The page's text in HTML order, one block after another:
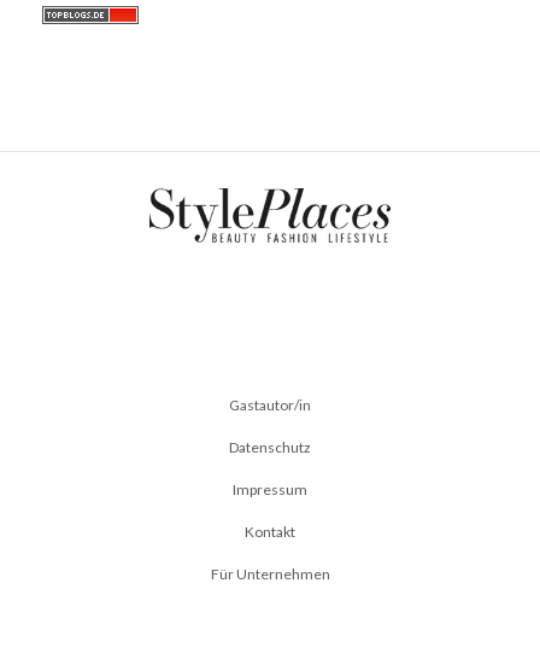
Gastautor/in
Datenschutz
Impressum
Kontakt
Für Unternehmen